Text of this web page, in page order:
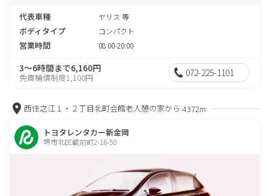
代表車種 ヤリス 等
ボディタイプ コンパクト
営業時間 08:00-20:00
3～6時間まで6,160円
免責補償制度1,100円 072-225-1101
西住之江１・２丁目北町会館老人憩の家から 4372m
トヨタレンタカー新金岡
堺市北区蔵前町2-16-50